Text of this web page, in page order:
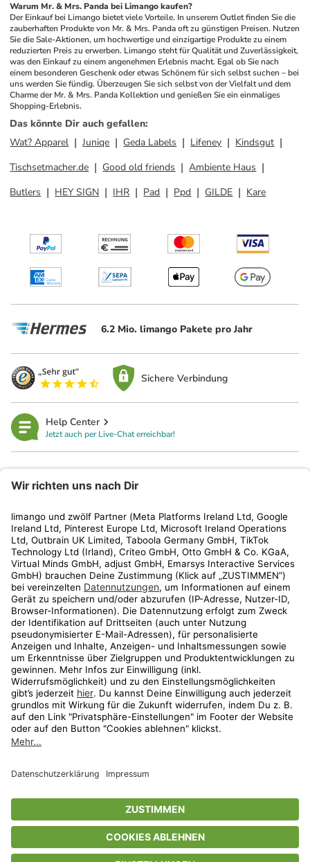
Warum Mr. & Mrs. Panda bei Limango kaufen?
Der Einkauf bei Limango bietet viele Vorteile. In unserem Outlet finden Sie die
zauberhaften Produkte von Mr. & Mrs. Panda oft zu günstigen Preisen. Nutzen
Sie die Sale-Aktionen, um hochwertige und einzigartige Produkte zu einem
reduzierten Preis zu erwerben. Limango steht für Qualität und Zuverlässigkeit,
was den Einkauf zu einem angenehmen Erlebnis macht. Egal ob Sie nach
einem besonderen Geschenk oder etwas Schönem für sich selbst suchen – bei
uns werden Sie fündig. Überzeugen Sie sich selbst von der Vielfalt und dem
Charme der Mr. & Mrs. Panda Kollektion und genießen Sie ein einmaliges
Shopping-Erlebnis.
Das könnte Dir auch gefallen:
Wat? Apparel
Juniqe Geda Labels Lifeney
Kindsgut
Tischsetmacher.de
Good old friends
Ambiente Haus
Butlers
HEY SIGN IHR Pad Ppd GILDE Kare
6.2 Mio. limango Pakete pro Jahr
Sichere Verbindung
Help Center
Jetzt auch per Live-Chat erreichbar!
Kundenservice
Shop
Aktionen
Travel
* Streichpreise entsprechen der unverbindlichen Preisempfehlung des
Herstellers. Prozentangaben beziehen sich auf den Streichpreis.
Freunde-Aktionen findest Du unterwww.limango.de/einladen